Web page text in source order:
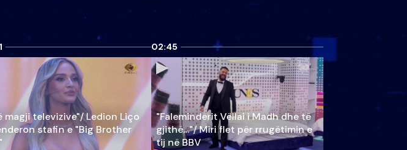
magji televizive"/ Ledion Liço
stafin e "Big Brother
02:45
"Faleminderit Vëllai i Madh dhe të
gjithë…"/ Miri flet për rrugëtimin e
tij në BBV